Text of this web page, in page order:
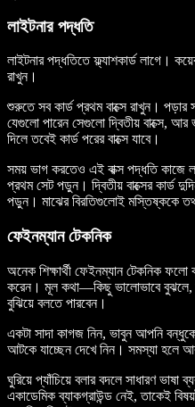
লাইটনার পদ্ধতি
লাইটনার পদ্ধতিতে ফ্ল্যাশকার্ড লাগে।
রাখুন।
শুরুতে সব কার্ড প্রথম বাক্সে রাখুন।
যেগুলো পারেন সেগুলো দ্বিতীয় বাক্সে,
দিলে তবেই কার্ড পরের বাক্সে যাবে।
সময় ভাগ করতেও এই বাক্স পদ্ধতি কাজে
প্রথম সেট পড়ুন। দ্বিতীয় বাক্সের কার্ড
পড়ুন। মাঝের বিরতিগুলোই মস্তিষ্ককে
ফেইনম্যান টেকনিক
অনেক শিক্ষার্থী ফেইনম্যান টেকনিক
করেন। মূল কথা—কিছু ভালোভাবে
বুঝিয়ে বলতে পারবেন।
একটা সাদা কাগজ নিন, ভাবুন আপনি
আটকে যাচ্ছেন দেখে নিন। সমস্যা হলে
ঘুরিয়ে প্যাঁচিয়ে বলার বদলে সাধারণ
একাডেমিক ব্যাকগ্রাউন্ড নেই, তাকেই